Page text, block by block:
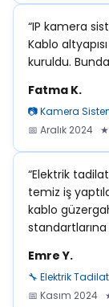
“IP kamera
Kablo
kuruldu.
Fatma K.
📷 Kamera
📅 Aralık
“Elektrik
temiz iş
kablo
Emre Y.
🔧 Elektrik Tadilat
📅 Kasım